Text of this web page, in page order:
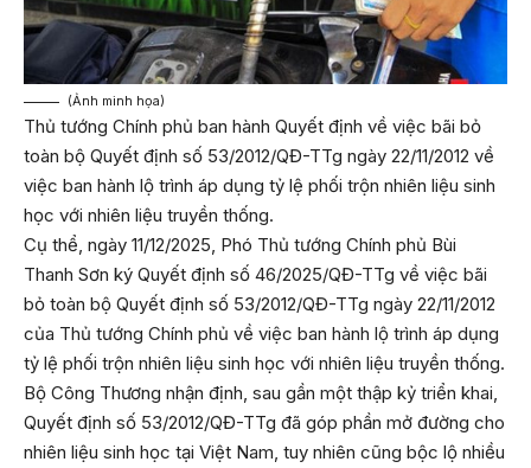
(Ảnh minh họa)
Thủ tướng Chính phủ ban hành Quyết định về việc bãi bỏ
toàn bộ Quyết định số 53/2012/QĐ-TTg ngày 22/11/2012 về
việc ban hành lộ trình áp dụng tỷ lệ phối trộn nhiên liệu sinh
học với nhiên liệu truyền thống.
Cụ thể, ngày 11/12/2025, Phó Thủ tướng Chính phủ Bùi
Thanh Sơn ký Quyết định số 46/2025/QĐ-TTg về việc bãi
bỏ toàn bộ Quyết định số 53/2012/QĐ-TTg ngày 22/11/2012
của Thủ tướng Chính phủ về việc ban hành lộ trình áp dụng
tỷ lệ phối trộn nhiên liệu sinh học với nhiên liệu truyền thống.
Bộ Công Thương nhận định, sau gần một thập kỷ triển khai,
Quyết định số 53/2012/QĐ-TTg đã góp phần mở đường cho
nhiên liệu sinh học tại Việt Nam, tuy nhiên cũng bộc lộ nhiều